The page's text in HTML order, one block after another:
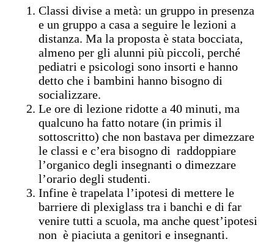
Classi divise a metà: un gruppo in presenza
e un gruppo a casa a seguire le lezioni a
distanza. Ma la proposta è stata bocciata,
almeno per gli alunni più piccoli, perché
pediatri e psicologi sono insorti e hanno
detto che i bambini hanno bisogno di
socializzare.
Le ore di lezione ridotte a 40 minuti, ma
qualcuno ha fatto notare (in primis il
sottoscritto) che non bastava per dimezzare
le classi e c’era bisogno di raddoppiare
l’organico degli insegnanti o dimezzare
l’orario degli studenti.
Infine è trapelata l’ipotesi di mettere le
barriere di plexiglass tra i banchi e di far
venire tutti a scuola, ma anche quest’ipotesi
non è piaciuta a genitori e insegnanti.